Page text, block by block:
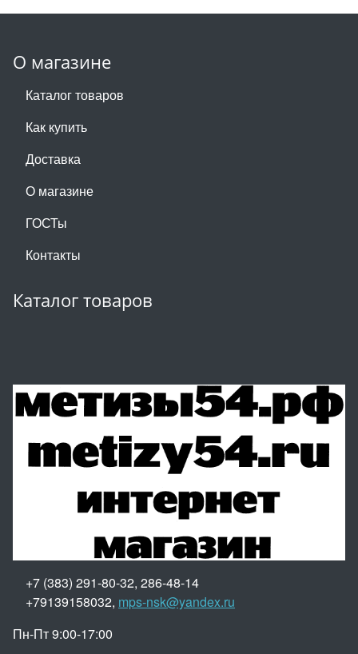
О магазине
Каталог товаров
Как купить
Доставка
О магазине
ГОСТы
Контакты
Каталог товаров
+7 (383) 291-80-32, 286-48-14
+79139158032, mps-nsk@yandex.ru
Пн-Пт 9:00-17:00